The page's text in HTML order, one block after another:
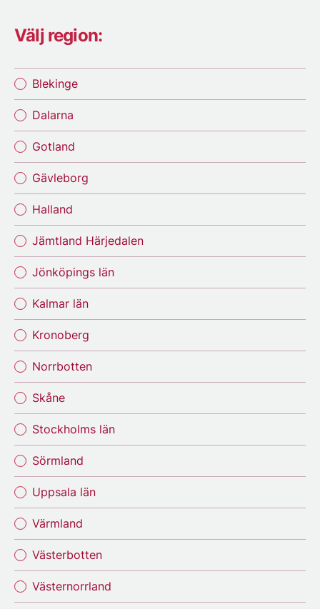
Välj region:
Blekinge
Dalarna
Gotland
Gävleborg
Halland
Jämtland Härjedalen
Jönköpings län
Kalmar län
Kronoberg
Norrbotten
Skåne
Stockholms län
Sörmland
Uppsala län
Värmland
Västerbotten
Västernorrland